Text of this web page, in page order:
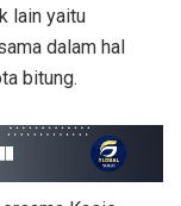
lain yaitu
dalam hal
bitung.